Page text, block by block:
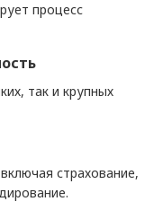
процесс
так и крупных
страхование,